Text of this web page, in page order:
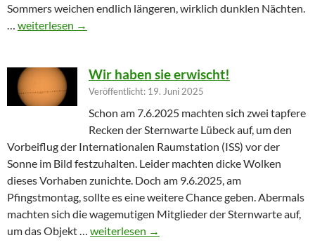
Sommers weichen endlich längeren, wirklich dunklen Nächten.
… Furioser Auftakt zur Herbstsaison
weiterlesen →
Wir haben sie erwischt!
Veröffentlicht: 19. Juni 2025
Schon am 7.6.2025 machten sich zwei tapfere
Recken der Sternwarte Lübeck auf, um den
Vorbeiflug der Internationalen Raumstation (ISS) vor der
Sonne im Bild festzuhalten. Leider machten dicke Wolken
dieses Vorhaben zunichte. Doch am 9.6.2025, am
Pfingstmontag, sollte es eine weitere Chance geben. Abermals
machten sich die wagemutigen Mitglieder der Sternwarte auf,
um das Objekt … Wir haben sie erwischt!
weiterlesen →